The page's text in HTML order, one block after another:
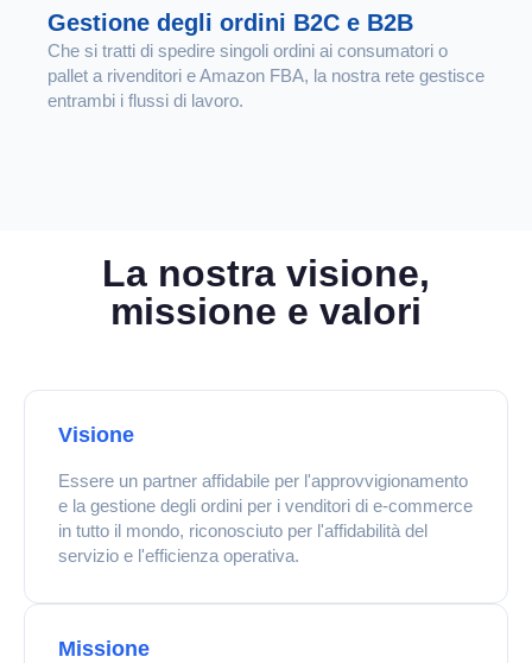
Gestione degli ordini B2C e B2B
Che si tratti di spedire singoli ordini ai consumatori o
pallet a rivenditori e Amazon FBA, la nostra rete gestisce
entrambi i flussi di lavoro.
La nostra visione,
missione e valori
Visione
Essere un partner affidabile per l'approvvigionamento
e la gestione degli ordini per i venditori di e-commerce
in tutto il mondo, riconosciuto per l'affidabilità del
servizio e l'efficienza operativa.
Missione